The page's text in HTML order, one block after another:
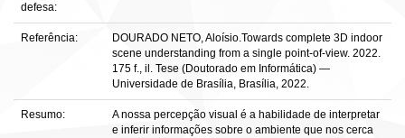
defesa:
Referência:
DOURADO NETO, Aloísio.Towards complete 3D indoor
scene understanding from a single point-of-view. 2022.
175 f., il. Tese (Doutorado em Informática) —
Universidade de Brasília, Brasília, 2022.
Resumo:
A nossa percepção visual é a habilidade de interpretar
e inferir informações sobre o ambiente que nos cerca